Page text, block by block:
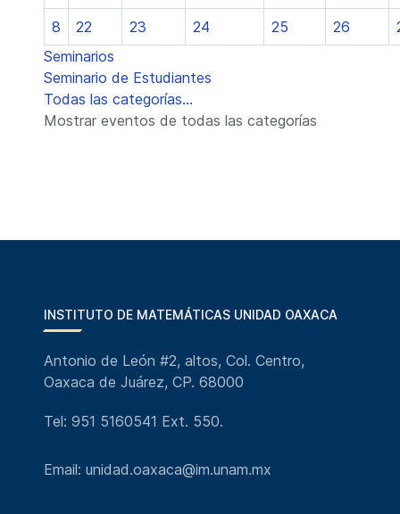
8 22 23 24 25 26
Seminarios
Seminario de Estudiantes
Todas las categorías...
Mostrar eventos de todas las categorías
INSTITUTO DE MATEMÁTICAS UNIDAD OAXACA
Antonio de León #2, altos, Col. Centro,
Oaxaca de Juárez, CP. 68000
Tel: 951 5160541 Ext. 550.
Email: unidad.oaxaca@im.unam.mx